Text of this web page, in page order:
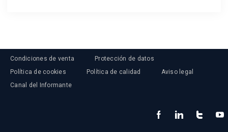
Condiciones de venta
Protección de datos
Política de cookies
Política de calidad
Aviso legal
Canal del Informante